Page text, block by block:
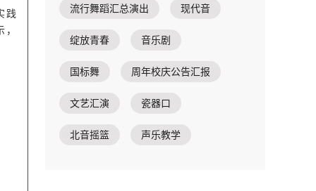
践
流行舞蹈汇总演出 现代音
绽放青春 音乐剧
国标舞 周年校庆公告汇报
文艺汇演 瓷器口
北音摇篮 声乐教学